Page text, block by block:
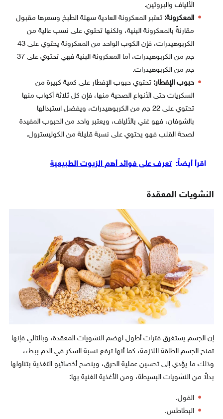
الألياف والبروتين.
المعكرونة: تعتبر المعكرونة العادية سهلة الطبخ وسعرها مقبول
مقارنةً بالمعكرونة البنية، ولكنها تحتوي على نسب عالية من
الكربوهيدرات، فإن الكوب الواحد من المعكرونة يحتوي على 43
جم من الكربوهيدرات، أما المعكرونة البنية فهي تحتوي على 37
جم من الكربوهيدرات.
حبوب الإفطار: تحتوي حبوب الإفطار على كمية كبيرة من
السكريات حتى الأنواع الصحية منها، فإن كل ثلاثة أكواب منها
تحتوي على 22 جم من الكربوهيدرات، ويفضل استبدالها
بالشوفان، فهو غني بالألياف، ويعتبر واحد من الحبوب المفيدة
لصحة القلب فهو يحتوي على نسبة قليلة من الكوليسترول.
اقرأ أيضاً: تعرف على فوائد أهم الزيوت الطبيعية
النشويات المعقدة
إن الجسم يستغرق فترات أطول لهضم النشويات المعقدة، وبالتالي فإنها
تمنح الجسم الطاقة اللازمة، كما أنها ترفع نسبة السكر في الدم ببطء،
وذلك ما يؤدي إلى تحسين عملية الحرق، وينصح أخصائيو التغذية بتناولها
بدلاً من النشويات البسيطة، ومن الأغذية الغنية بها:
الفول.
البطاطس.